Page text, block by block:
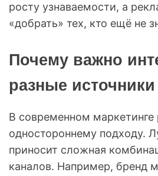
росту узнаваемости, а
«добрать» тех, кто ещё не
Почему важно
разные
В современном маркетинге
одностороннему подходу.
приносит сложная
каналов. Например, бренд